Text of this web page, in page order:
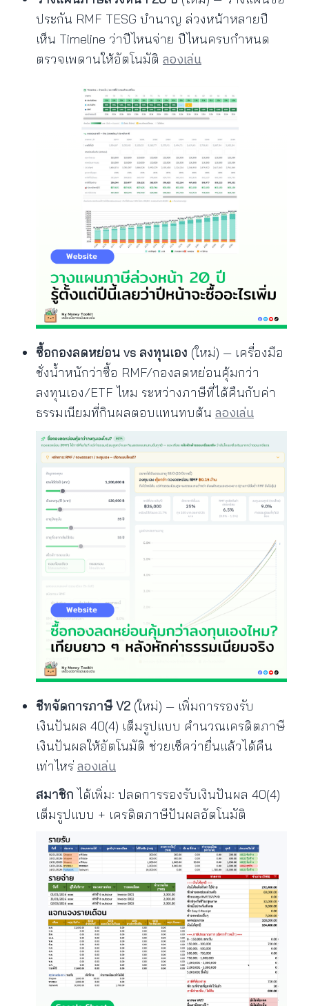
ประกัน RMF TESG บำนาญ ล่วงหน้าหลายปี
เห็น Timeline ว่าปีไหนจ่าย ปีไหนครบกำหนด
ตรวจเพดานให้อัตโนมัติ ลองเล่น
ซื้อกองลดหย่อน vs ลงทุนเอง (ใหม่) — เครื่องมือ
ชั่งน้ำหนักว่าซื้อ RMF/กองลดหย่อนคุ้มกว่า
ลงทุนเอง/ETF ไหม ระหว่างภาษีที่ได้คืนกับค่า
ธรรมเนียมที่กินผลตอบแทนทบต้น ลองเล่น
ชีทจัดการภาษี V2 (ใหม่) — เพิ่มการรองรับ
เงินปันผล 40(4) เต็มรูปแบบ คำนวณเครดิตภาษี
เงินปันผลให้อัตโนมัติ ช่วยเช็คว่ายื่นแล้วได้คืน
เท่าไหร่ ลองเล่น
สมาชิก ได้เพิ่ม: ปลดการรองรับเงินปันผล 40(4)
เต็มรูปแบบ + เครดิตภาษีปันผลอัตโนมัติ